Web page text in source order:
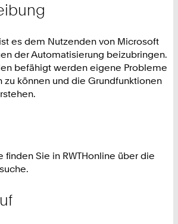
es dem Nutzenden von Microsoft
der Automatisierung beizubringen.
befähigt werden eigene Probleme
können und die Grundfunktionen
finden Sie in RWTHonline über die